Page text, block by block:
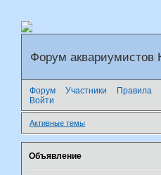
Форум аквариумистов
Форум Участники Правила
Войти
Активные темы
Объявление